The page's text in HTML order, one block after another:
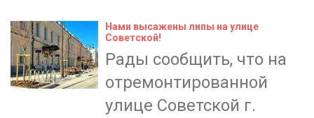
Нами высажены липы на улице
Советской!
Рады сообщить, что на
отремонтированной
улице Советской г.